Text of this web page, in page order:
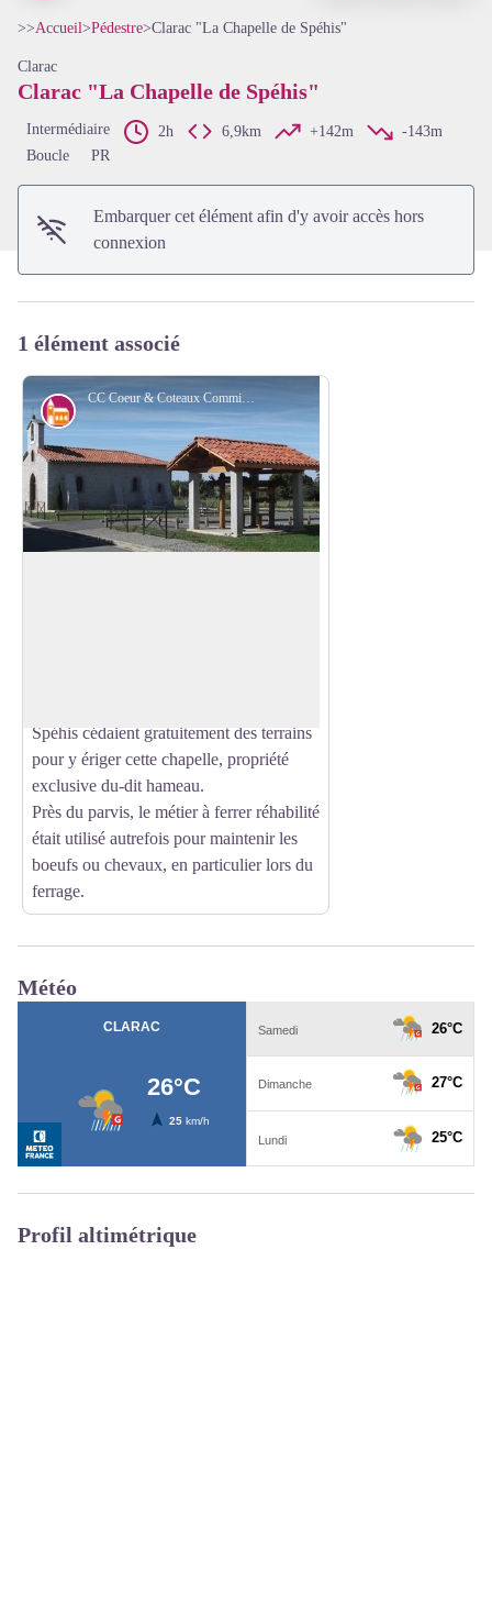
Voir l'image en plein écran
>>Accueil>Pédestre>Clarac "La Chapelle de Spéhis"
Clarac
Clarac "La Chapelle de Spéhis"
Intermédiaire 2h 6,9km +142m
-143m
Boucle
PR
Embarquer cet élément afin d'y avoir accès hors
connexion
1 élément associé
CC Coeur & Coteaux Comminges
Architecture
Spéhis cédaient gratuitement des terrains
pour y ériger cette chapelle, propriété
exclusive du-dit hameau.
Près du parvis, le métier à ferrer réhabilité
était utilisé autrefois pour maintenir les
boeufs ou chevaux, en particulier lors du
ferrage.
Météo
Profil altimétrique